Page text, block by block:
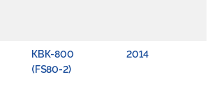
КВК-800
(FS80-2)
2014